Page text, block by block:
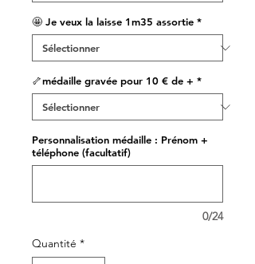
🤩 Je veux la laisse 1m35 assortie *
🦴médaille gravée pour 10 € de + *
Personnalisation médaille : Prénom +
téléphone (facultatif)
0/24
Quantité *